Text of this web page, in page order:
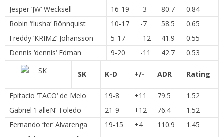
Jesper ‘JW‘ Wecksell 16-19 -3 80.7
0.84
Robin ‘flusha‘ Rönnquist 10-17 -7 58.5
0.65
Freddy ‘KRIMZ‘ Johansson 5-17 -12 41.9
0.55
Dennis ‘dennis‘ Edman 9-20 -11 42.7 0.53
SK K-D +/- ADR Rating
Epitacio ‘TACO‘ de Melo 19-8 +11 79.5
1.52
Gabriel ‘FalleN‘ Toledo 21-9 +12 76.4
1.52
Fernando ‘fer‘ Alvarenga 19-15 +4 110.9
1.45